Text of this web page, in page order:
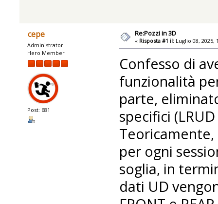
cepe
Administrator
Hero Member
Post: 681
Re:Pozzi in 3D
« Risposta #1 il: Luglio 08, 2025,
Confesso di
funzionalità
parte,
specifici
per ogni
soglia, in
dati UD